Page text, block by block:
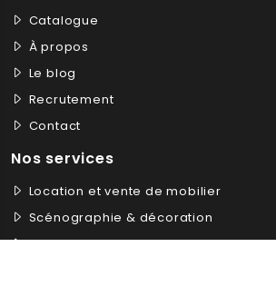
Catalogue
À propos
Le blog
Recrutement
Contact
Nos services
Location et vente de mobilier
Scénographie & décoration
Standiste